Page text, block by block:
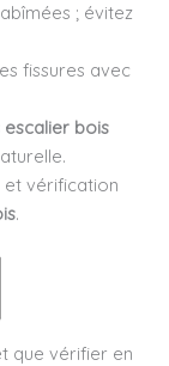
; évitez
fissures avec
escalier bois
et vérification
.
que vérifier en